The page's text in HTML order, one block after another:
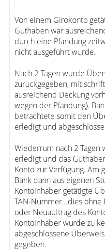
Von einem Girokonto
Guthaben war
durch eine Pfändung
nicht ausgeführt wurde.
Nach 2 Tagen wurde
zurückgegeben, mit
ausreichend Deckung
wegen der Pfändung).
betrachtete somit den
erledigt und
Wiederrum nach 2 Tagen
erledigt und das
Konto zur Verfügung. Am
Bank dann aus eigenen
Kontoinhaber getätigte
TAN-Nummer...dies ohne
oder Neuauftrag des
Kontoinhaber wurde zu
abgeschlossene
gegeben.